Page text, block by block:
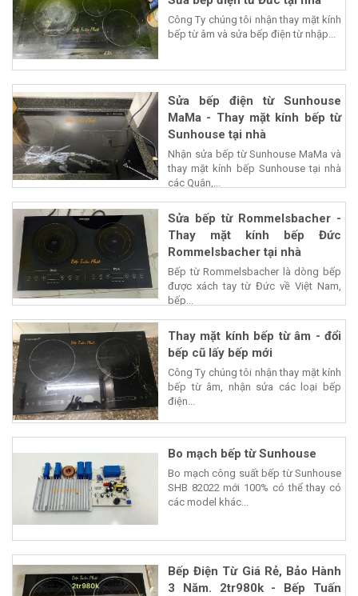
Công Ty chúng tôi nhận thay mặt kính
bếp từ âm và sửa bếp điện từ nhập...
Sửa bếp điện từ Sunhouse
MaMa - Thay mặt kính bếp từ
Sunhouse tại nhà
Nhận sửa bếp từ Sunhouse MaMa và
thay mặt kính bếp Sunhouse tại nhà
các Quận,...
Sửa bếp từ Rommelsbacher -
Thay mặt kính bếp Đức
Rommelsbacher tại nhà
Bếp từ Rommelsbacher là dòng bếp
được xách tay từ Đức về Việt Nam,
bếp...
Thay mặt kính bếp từ âm - đổi
bếp cũ lấy bếp mới
Công Ty chúng tôi nhận thay mặt kính
bếp từ âm, nhận sửa các loại bếp
điện...
Bo mạch bếp từ Sunhouse
Bo mạch công suất bếp từ Sunhouse
SHB 82022 mới 100% có thể thay có
các model khác...
Bếp Điện Từ Giá Rẻ, Bảo Hành
3 Năm. 2tr980k - Bếp Tuấn